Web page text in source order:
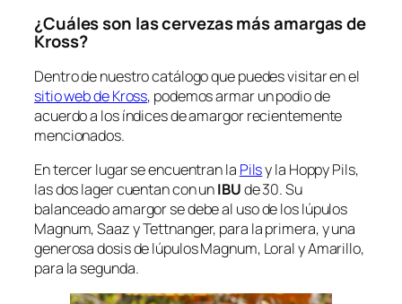
¿Cuáles son las cervezas más amargas de
Kross?
Dentro de nuestro catálogo que puedes visitar en el
sitio web de Kross, podemos armar un podio de
acuerdo a los índices de amargor recientemente
mencionados.
En tercer lugar se encuentran la Pilsy la Hoppy Pils,
las dos lager cuentan con unIBUde 30. Su
balanceado amargor se debe al uso de los lúpulos
Magnum, Saaz y Tettnanger, para la primera, y una
generosa dosis de lúpulos Magnum, Loral y Amarillo,
para la segunda.